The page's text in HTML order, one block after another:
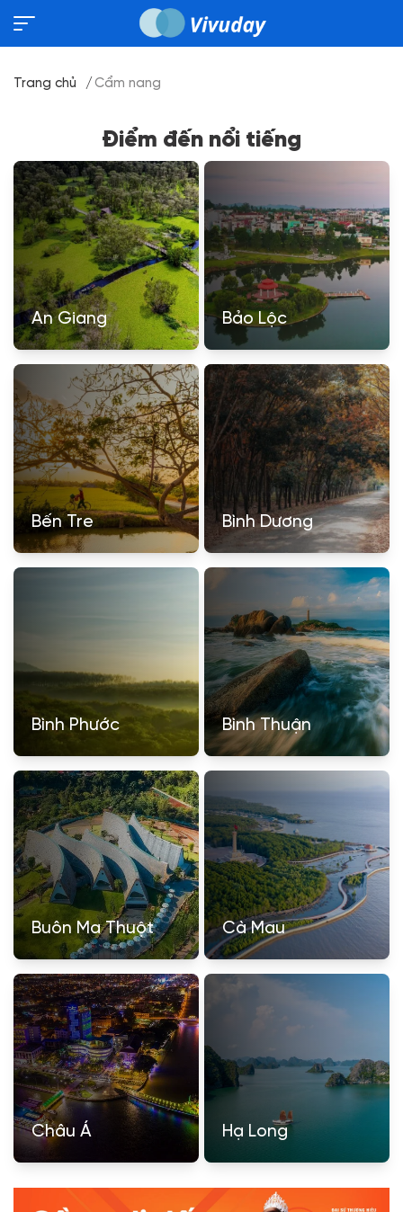
Trang chủ Cẩm nang
Điểm đến nổi tiếng
An Giang Bảo Lộc
Bến Tre Bình Dương
Bình Phước Bình Thuận
Buôn Ma Thuột Cà Mau
Châu Á Hạ Long